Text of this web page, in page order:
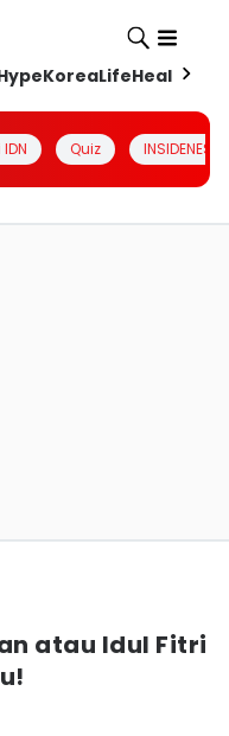
KoreaLifeHealth
Quiz INSIDENESIA
atau Idul Fitri